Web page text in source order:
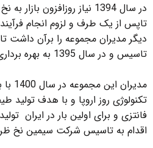
در سال 1394 نیاز روزافزون
دیگر مدیران مجموعه را برآن داشت
تاسیس و در سال 1395 به بهره برداری برساند.
تکنولوژی روز اروپا و با هدف
فانتزی و برای اولین بار در ایران
اقدام به تاسیس شرکت سیمین نخ